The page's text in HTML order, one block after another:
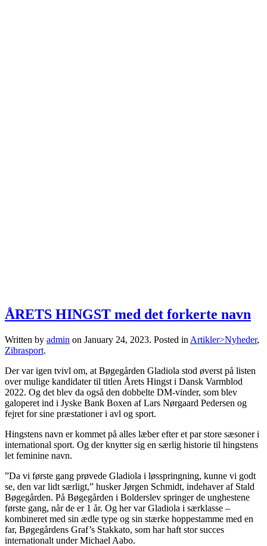
ÅRETS HINGST med det forkerte navn
Written by admin on January 24, 2023. Posted in Artikler>Nyheder,
Zibrasport.
Der var igen tvivl om, at Bøgegården Gladiola stod øverst på listen
over mulige kandidater til titlen Årets Hingst i Dansk Varmblod
2022. Og det blev da også den dobbelte DM-vinder, som blev
galoperet ind i Jyske Bank Boxen af Lars Nørgaard Pedersen og
fejret for sine præstationer i avl og sport.
Hingstens navn er kommet på alles læber efter et par store sæsoner i
international sport. Og der knytter sig en særlig historie til hingstens
let feminine navn.
”Da vi første gang prøvede Gladiola i løsspringning, kunne vi godt
se, den var lidt særligt,” husker Jørgen Schmidt, indehaver af Stald
Bøgegården. På Bøgegården i Bolderslev springer de unghestene
første gang, når de er 1 år. Og her var Gladiola i særklasse –
kombineret med sin ædle type og sin stærke hoppestamme med en
far, Bøgegårdens Graf’s Stakkato, som har haft stor succes
internationalt under Michael Aabo.